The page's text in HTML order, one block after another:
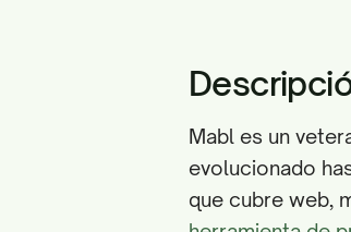
Mabl es un
evolucionado
que cubre web,